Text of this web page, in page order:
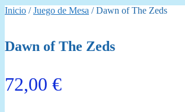
Inicio /Juego de Mesa / Dawn of The Zeds
Dawn of The Zeds
72,00 €